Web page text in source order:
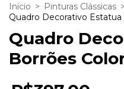
Início > Pinturas Clássicas >
Quadro Decorativo
Quadro
Borrões